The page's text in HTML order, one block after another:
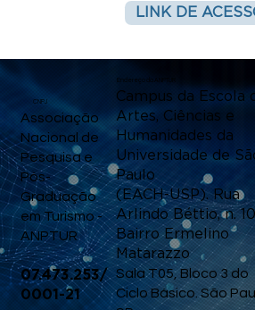
LINK DE
Endereço da ANPTUR
Campus da Escola
Artes, Ciências e
Humanidades da
Universidade de
Paulo
(EACH-USP). Rua
Arlindo Béttio, n.
Bairro Ermelino
Matarazzo
Sala T05, Bloco 3 do
Ciclo Básico. São
CNPJ
Associação
Nacional de
Pesquisa e
Pós-
Graduação
em Turismo -
ANPTUR
07.473.253/
0001-21